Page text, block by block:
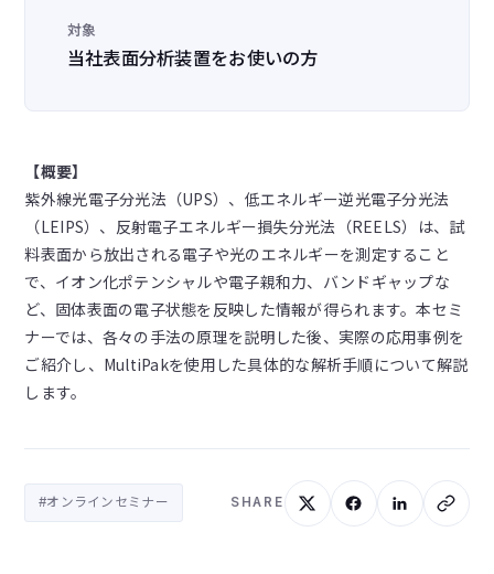
対象
当社表面分析装置をお使いの方
【概要】
紫外線光電子分光法（UPS）、低エネルギー逆光電子分光法
（LEIPS）、反射電子エネルギー損失分光法（REELS）は、試
料表面から放出される電子や光のエネルギーを測定すること
で、イオン化ポテンシャルや電子親和力、バンドギャップな
ど、固体表面の電子状態を反映した情報が得られます。本セミ
ナーでは、各々の手法の原理を説明した後、実際の応用事例を
ご紹介し、MultiPakを使用した具体的な解析手順について解説
します。
#オンラインセミナー SHARE